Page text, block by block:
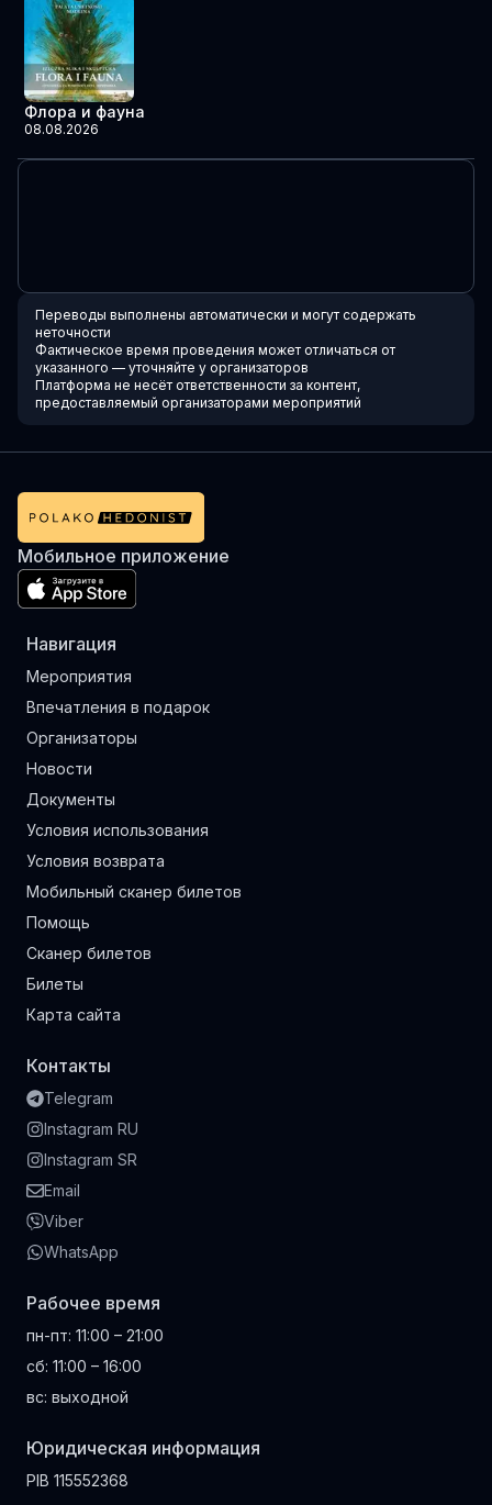
Флора и фауна
08.08.2026
Переводы выполнены автоматически и могут содержать
неточности
Фактическое время проведения может отличаться от
указанного — уточняйте у организаторов
Платформа не несёт ответственности за контент,
предоставляемый организаторами мероприятий
Мобильное приложение
Навигация
Мероприятия
Впечатления в подарок
Организаторы
Новости
Документы
Условия использования
Условия возврата
Мобильный сканер билетов
Помощь
Сканер билетов
Билеты
Карта сайта
Контакты
Telegram
Instagram RU
Instagram SR
Email
Viber
WhatsApp
Рабочее время
пн-пт: 11:00 – 21:00
сб: 11:00 – 16:00
вс: выходной
Юридическая информация
PIB 115552368